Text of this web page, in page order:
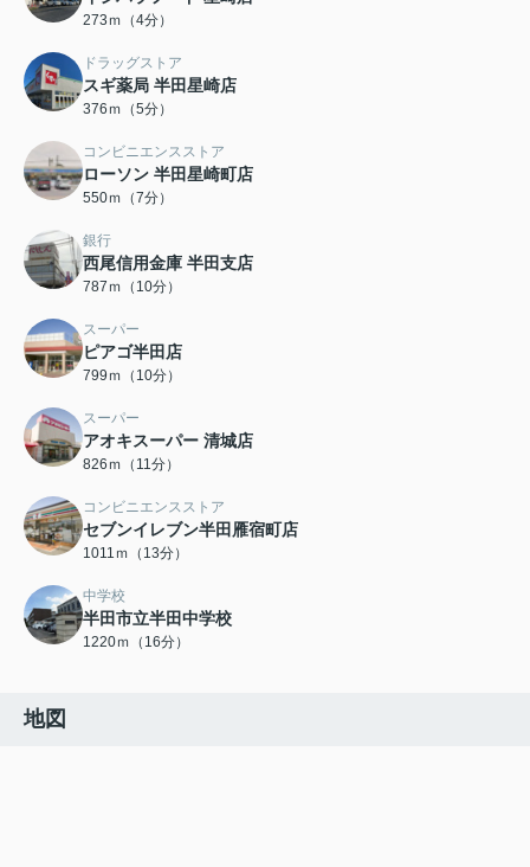
273ｍ（4分）
ドラッグストア
スギ薬局 半田星崎店
376ｍ（5分）
コンビニエンスストア
ローソン 半田星崎町店
550ｍ（7分）
銀行
西尾信用金庫 半田支店
787ｍ（10分）
スーパー
ピアゴ半田店
799ｍ（10分）
スーパー
アオキスーパー 清城店
826ｍ（11分）
コンビニエンスストア
セブンイレブン半田雁宿町店
1011ｍ（13分）
中学校
半田市立半田中学校
1220ｍ（16分）
地図